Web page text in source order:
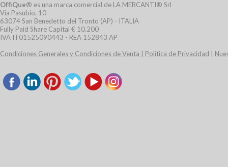
OffiQue® es una marca comercial de LA MERCANTI® Srl
Via Pasubio, 10
63074 San Benedetto del Tronto (AP) - ITALIA
Fully Paid Share Capital € 10.200
IVA IT01525090443 - REA 152843 AP
Condiciones Generales y Condiciones de Venta
Política de Privacidad